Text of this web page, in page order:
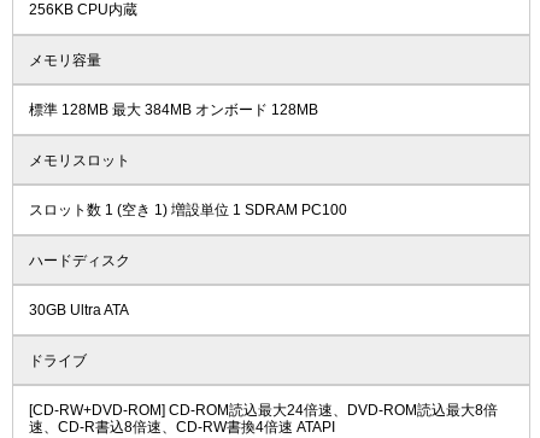
256KB CPU内蔵
メモリ容量
標準 128MB 最大 384MB オンボード 128MB
メモリスロット
スロット数 1 (空き 1) 増設単位 1 SDRAM PC100
ハードディスク
30GB Ultra ATA
ドライブ
[CD-RW+DVD-ROM] CD-ROM読込最大24倍速、DVD-ROM読込最大8倍
速、CD-R書込8倍速、CD-RW書換4倍速 ATAPI